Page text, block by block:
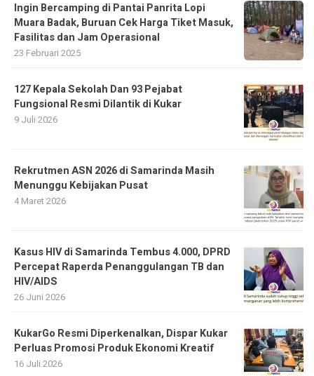
Ingin Bercamping di Pantai Panrita Lopi
Muara Badak, Buruan Cek Harga Tiket Masuk,
Fasilitas dan Jam Operasional
23 Februari 2025
127 Kepala Sekolah Dan 93 Pejabat
Fungsional Resmi Dilantik di Kukar
9 Juli 2026
Rekrutmen ASN 2026 di Samarinda Masih
Menunggu Kebijakan Pusat
4 Maret 2026
Kasus HIV di Samarinda Tembus 4.000, DPRD
Percepat Raperda Penanggulangan TB dan
HIV/AIDS
26 Juni 2026
KukarGo Resmi Diperkenalkan, Dispar Kukar
Perluas Promosi Produk Ekonomi Kreatif
16 Juli 2026